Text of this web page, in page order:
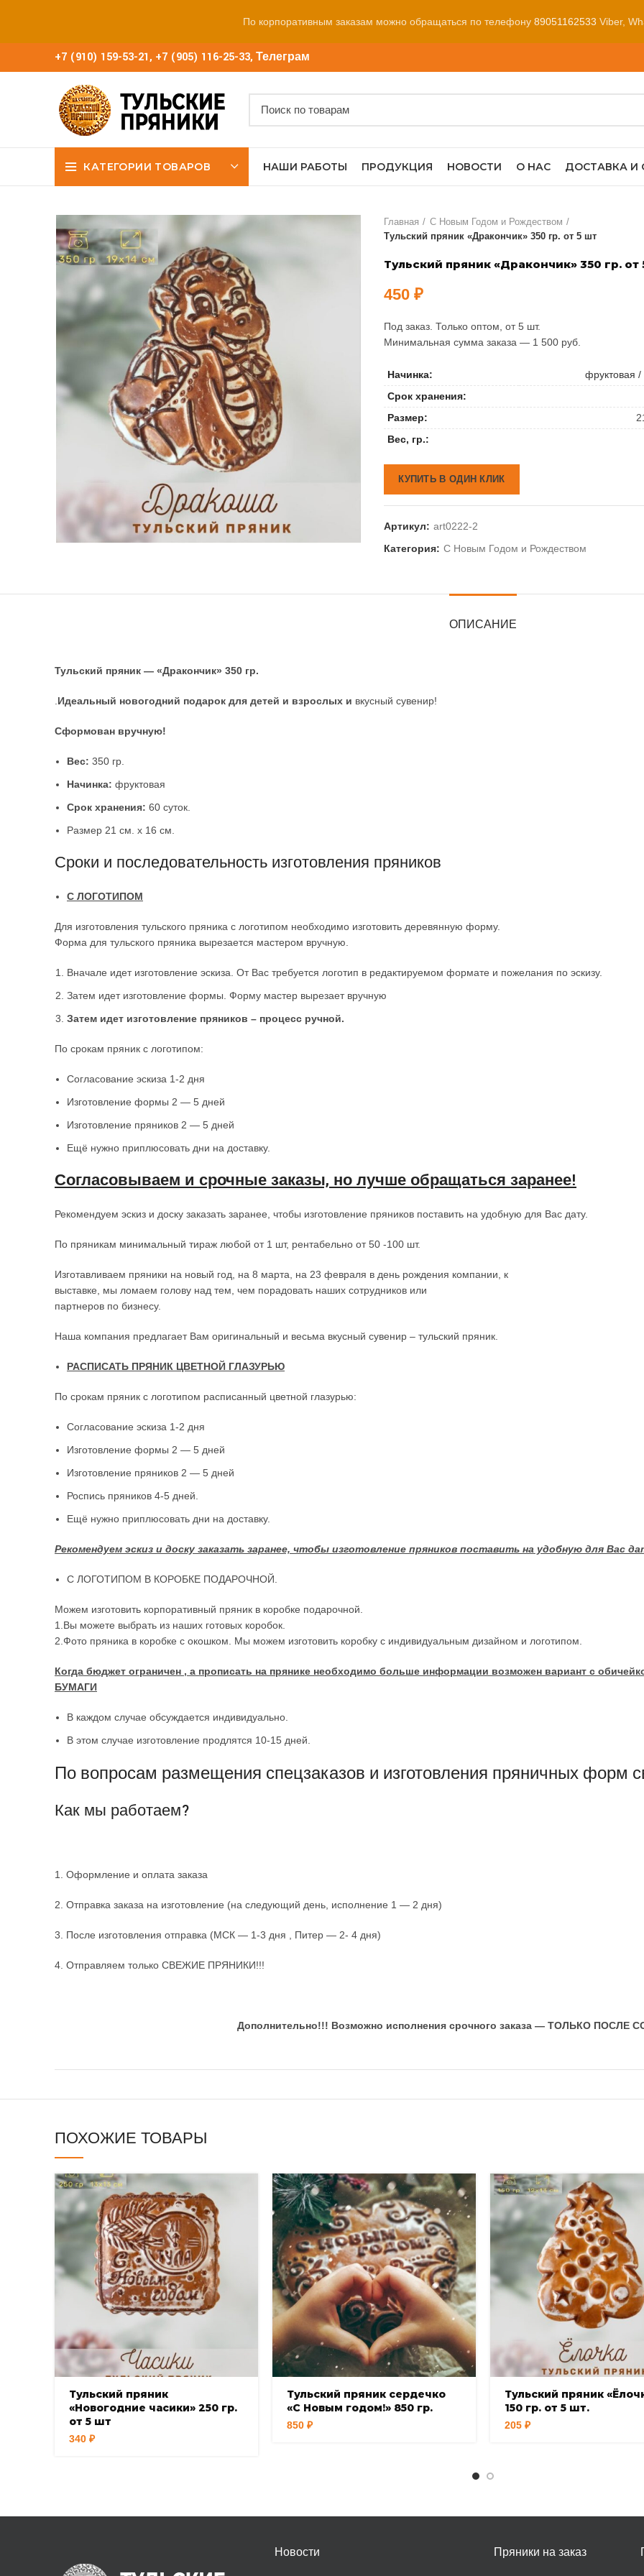
+7 (910) 159-53-21, +7 (905) 116-25-33, Телеграм
КАТЕГОРИИ ТОВАРОВ НАШИ РАБОТЫ ПРОДУКЦИЯ НОВОСТИ О НАС ДОСТАВКА И
Главная
С Новым Годом и Рождеством
Тульский пряник «Дракончик» 350 гр. от 5 шт
Тульский пряник «Дракончик» 350 гр. от
450₽
Под заказ. Только оптом, от 5 шт.
Минимальная сумма заказа — 1 500 руб.
Начинка:
фруктовая /
Срок хранения:
Размер:
Вес, гр.:
КУПИТЬ В ОДИН КЛИК
Артикул: art0222-2
Категория: С Новым Годом и Рождеством
ОПИСАНИЕ
Тульский пряник — «Дракончик» 350 гр.
Идеальный новогодний подарок для детей и взрослых и вкусный сувенир!
Сформован вручную!
Вес: 350 гр.
Начинка: фруктовая
Срок хранения: 60 суток.
Размер 21 см. х 16 см.
Сроки и последовательность изготовления пряников
С ЛОГОТИПОМ
Для изготовления тульского пряника с логотипом необходимо изготовить деревянную форму.
Форма для тульского пряника вырезается мастером вручную.
Вначале идет изготовление эскиза. От Вас требуется логотип в редактируемом формате и пожелания по эскизу.
Затем идет изготовление формы. Форму мастер вырезает вручную
Затем идет изготовление пряников – процесс ручной.
По срокам пряник с логотипом:
Согласование эскиза 1-2 дня
Изготовление формы 2 — 5 дней
Изготовление пряников 2 — 5 дней
Ещё нужно приплюсовать дни на доставку.
Согласовываем и срочные заказы, но лучше обращаться заранее!
Рекомендуем эскиз и доску заказать заранее, чтобы изготовление пряников поставить на удобную для Вас дату.
По пряникам минимальный тираж любой от 1 шт, рентабельно от 50 -100 шт.
Изготавливаем пряники на новый год, на 8 марта, на 23 февраля в день рождения компании, к
выставке, мы ломаем голову над тем, чем порадовать наших сотрудников или
партнеров по бизнесу.
Наша компания предлагает Вам оригинальный и весьма вкусный сувенир – тульский пряник.
РАСПИСАТЬ ПРЯНИК ЦВЕТНОЙ ГЛАЗУРЬЮ
По срокам пряник с логотипом расписанный цветной глазурью:
Согласование эскиза 1-2 дня
Изготовление формы 2 — 5 дней
Изготовление пряников 2 — 5 дней
Роспись пряников 4-5 дней.
Ещё нужно приплюсовать дни на доставку.
Рекомендуем эскиз и доску заказать заранее, чтобы изготовление пряников поставить на удобную для Вас
С ЛОГОТИПОМ В КОРОБКЕ ПОДАРОЧНОЙ.
Можем изготовить корпоративный пряник в коробке подарочной.
1.Вы можете выбрать из наших готовых коробок.
2.Фото пряника в коробке с окошком. Мы можем изготовить коробку с индивидуальным дизайном и логотипом.
Когда бюджет ограничен , а прописать на прянике необходимо больше информации возможен вариант с
БУМАГИ
В каждом случае обсуждается индивидуально.
В этом случае изготовление продлятся 10-15 дней.
По вопросам размещения спецзаказов и изготовления пряничных
Как мы работаем?
1. Оформление и оплата заказа
2. Отправка заказа на изготовление (на следующий день, исполнение 1 — 2 дня)
3. После изготовления отправка (МСК — 1-3 дня , Питер — 2- 4 дня)
4. Отправляем только СВЕЖИЕ ПРЯНИКИ!!!
Дополнительно!!! Возможно исполнения срочного заказа — ТОЛЬКО ПОСЛЕ
ПОХОЖИЕ ТОВАРЫ
Тульский пряник
«Новогодние часики» 250 гр.
от 5 шт
340 ₽
Тульский пряник сердечко
«С Новым годом!» 850 гр.
850 ₽
Тульский пряник
150 гр. от 5 шт.
205 ₽
Новости Пряники на заказ
По корпоративным заказам можно обращаться по телефону 89051162533 Viber,